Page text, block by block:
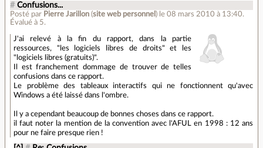
# Confusions...
Posté par Pierre Jarillon (site web personnel ) le 08 mars 2010 à 13:40.
Évalué à 5.
J'ai relevé à la fin du rapport, dans la partie
ressources, "les logiciels libres de droits" et les
"logiciels libres (gratuits)".
Il est franchement dommage de trouver de telles
confusions dans ce rapport.
Le problème des tableaux interactifs qui ne fonctionnent qu'avec
Windows a été laissé dans l'ombre.
Il y a cependant beaucoup de bonnes choses dans ce rapport.
il faut noter la mention de la convention avec l'AFUL en 1998 : 12 ans
pour ne faire presque rien !